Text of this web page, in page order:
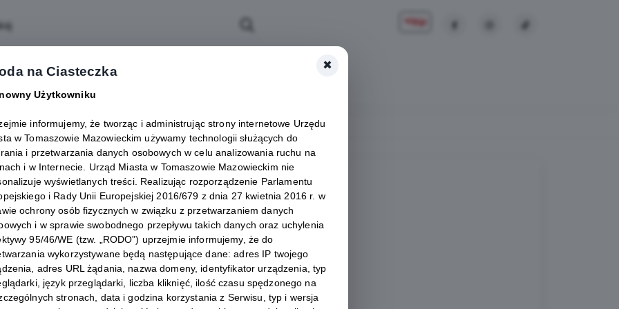
Edukacji
10/16
Tomaszów Mazowiecki
B, piętro II
z wydziałem:
×
na Ciasteczka
Użytkowniku
informujemy, że tworząc i administrując strony internetowe Urzędu
w Tomaszowie Mazowieckim używamy technologii służących do
i przetwarzania danych osobowych w celu analizowania ruchu na
i w Internecie. Urząd Miasta w Tomaszowie Mazowieckim nie
wyświetlanych treści. Realizując rozporządzenie Parlamentu
i Rady Unii Europejskiej 2016/679 z dnia 27 kwietnia 2016 r. w
ochrony osób fizycznych w związku z przetwarzaniem danych
i w sprawie swobodnego przepływu takich danych oraz uchylenia
95/46/WE (tzw. „RODO”) uprzejmie informujemy, że do
wykorzystywane będą następujące dane: adres IP twojego
adres URL żądania, nazwa domeny, identyfikator urządzenia, typ
język przeglądarki, liczba kliknięć, ilość czasu spędzonego na
stronach, data i godzina korzystania z Serwisu, typ i wersja